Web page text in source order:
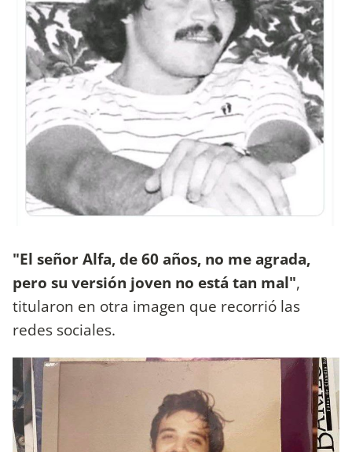
"El señor Alfa, de 60 años, no me agrada,
pero su versión joven no está tan mal",
titularon en otra imagen que recorrió las
redes sociales.